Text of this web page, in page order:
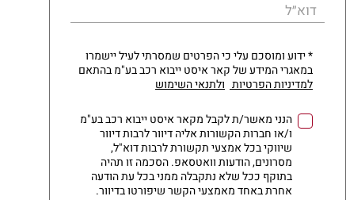
דוא״ל
* ידוע ומוסכם עלי כי הפרטים שמסרתי לעיל יישמרו
במאגרי המידע של קאר איסט ייבוא רכב בע"מ בהתאם
למדיניות הפרטיות ולתנאי השימוש
הנני מאשר/ת לקבל מקאר איסט ייבוא רכב בע"מ
ו/או חברות הקשורות אליה דיוור לרבות דיוור
שיווקי בכל אמצעי תקשורת לרבות דוא"ל,
מסרונים, הודעות וואטסאפ. הסכמה זו תהיה
בתוקף ככל שלא נתקבלה ממני בכל עת הודעה
אחרת באחד מאמצעי הקשר שיפורטו בדיוור.